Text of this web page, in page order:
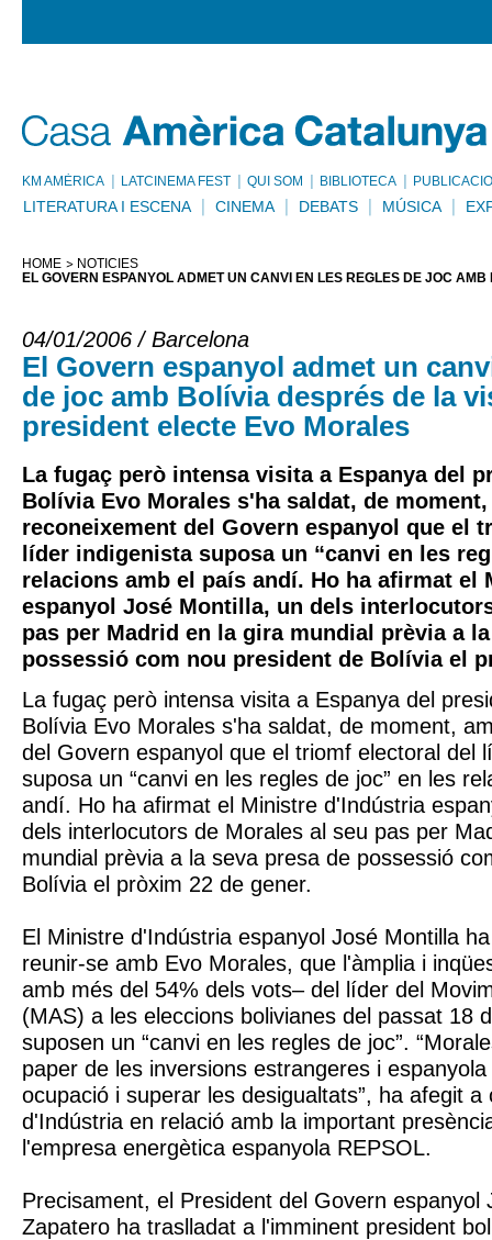
KM AMÈRICA LATCINEMA FEST QUI SOM BIBLIOTECA
LITERATURA I ESCENA CINEMA DEBATS MÚSICA
HOME
NOTÍCIES
EL GOVERN ESPANYOL ADMET UN CANVI EN LES REGLES DE JOC
04/01/2006 / Barcelona
El Govern espanyol admet un
de joc amb Bolívia després de la
president electe Evo Morales
La fugaç però intensa visita a Espanya del
Bolívia Evo Morales s'ha saldat, de
reconeixement del Govern espanyol que el
líder indigenista suposa un “canvi en les
relacions amb el país andí. Ho ha afirmat el
espanyol José Montilla, un dels
pas per Madrid en la gira mundial prèvia a
possessió com nou president de Bolívia el
La fugaç però intensa visita a Espanya del
Bolívia Evo Morales s'ha saldat, de moment,
del Govern espanyol que el triomf electoral del
suposa un “canvi en les regles de joc” en les
andí. Ho ha afirmat el Ministre d'Indústria
dels interlocutors de Morales al seu pas per
mundial prèvia a la seva presa de possessió
Bolívia el pròxim 22 de gener.
El Ministre d'Indústria espanyol José Montilla
reunir-se amb Evo Morales, que l'àmplia i
amb més del 54% dels vots– del líder del
(MAS) a les eleccions bolivianes del passat 18
suposen un “canvi en les regles de joc”.
paper de les inversions estrangeres i
ocupació i superar les desigualtats”, ha afegit a
d'Indústria en relació amb la important
l'empresa energètica espanyola REPSOL.
Precisament, el President del Govern espanyol
Zapatero ha traslladat a l'imminent president